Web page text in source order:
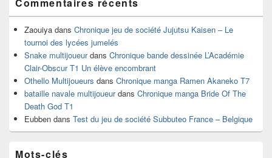
Zaouiya dans Chronique jeu de société Jujutsu Kaisen – Le
tournoi des lycées jumelés
Snake multijoueurdans Chronique bande dessinée L’Académie
Clair-Obscur T1 Un élève encombrant
Othello Multijoueurs dans Chronique manga Ramen Akaneko T7
bataille navale multijoueurdans Chronique manga Bride Of The
Death God T1
Eubben dans Test du jeu de société Subbuteo France – Belgique
Mots-clés